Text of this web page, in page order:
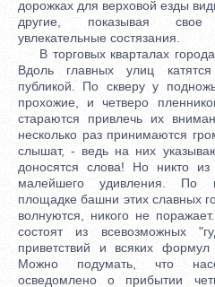
дорожках для верховой езды
другие, показывая свое
увлекательные состязания.
В торговых кварталах
Вдоль главных улиц
публикой. По скверу у
прохожие, и четверо
стараются привлечь их
несколько раз принимаются
слышат, - ведь на них
доносятся слова! Но никто
малейшего удивления. По
площадке башни этих славных
волнуются, никого не
состоят из всевозможных
приветствий и всяких формул
Можно подумать, что
осведомлено о прибытии